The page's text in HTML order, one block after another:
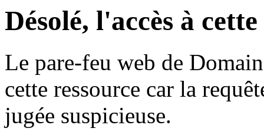
Désolé, l'accès à
Le pare-feu web de
cette ressource car la
jugée suspicieuse.